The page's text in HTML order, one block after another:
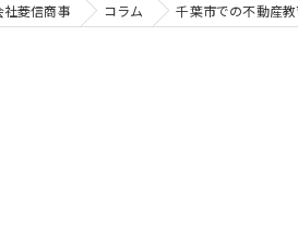
菱信商事 コラム 千葉市での不動産